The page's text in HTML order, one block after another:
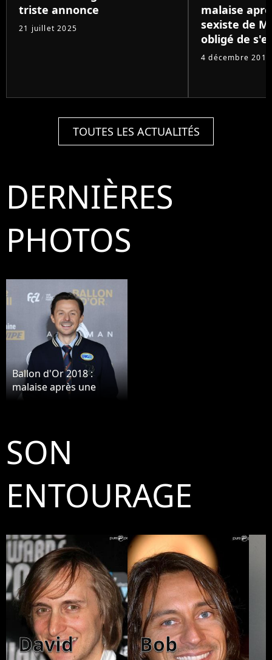
triste annonce
21 juillet 2025
malaise
sexiste de
obligé de
4 décembre 2018
TOUTES LES ACTUALITÉS
DERNIÈRES
PHOTOS
Ballon d'Or 2018 :
malaise après une
blague de Martin
SON
ENTOURAGE
David
Bob